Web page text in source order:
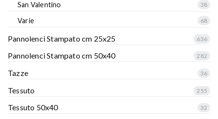
San Valentino 38
Varie 68
Pannolenci Stampato cm 25x25 636
Pannolenci Stampato cm 50x40 282
Tazze 36
Tessuto 255
Tessuto 50x40 32